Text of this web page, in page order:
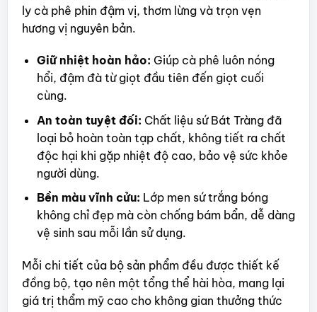
ly cà phê phin đậm vị, thơm lừng và trọn vẹn
hương vị nguyên bản.
Giữ nhiệt hoàn hảo: Giúp cà phê luôn nóng
hổi, đậm đà từ giọt đầu tiên đến giọt cuối
cùng.
An toàn tuyệt đối: Chất liệu sứ Bát Tràng đã
loại bỏ hoàn toàn tạp chất, không tiết ra chất
độc hại khi gặp nhiệt độ cao, bảo vệ sức khỏe
người dùng.
Bền màu vĩnh cửu: Lớp men sứ trắng bóng
không chỉ đẹp mà còn chống bám bẩn, dễ dàng
vệ sinh sau mỗi lần sử dụng.
Mỗi chi tiết của bộ sản phẩm đều được thiết kế
đồng bộ, tạo nên một tổng thể hài hòa, mang lại
giá trị thẩm mỹ cao cho không gian thưởng thức